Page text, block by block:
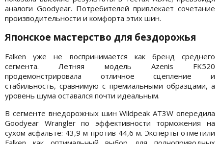
аналоги Goodyear. Потребителей привлекает сочетание
производительности и комфорта этих шин.
Японское мастерство для бездорожья
Falken уже не воспринимается как бренд среднего
сегмента. Летняя модель Azenis FK520
продемонстрировала отличное сцепление и
стабильность, сравнимую с премиальными образцами, а
уровень шума оставался почти идеальным.
В сегменте внедорожных шин Wildpeak AT3W опередила
Goodyear Wrangler по эффективности торможения на
сухом асфальте: 43,9 м против 44,6 м. Эксперты отметили